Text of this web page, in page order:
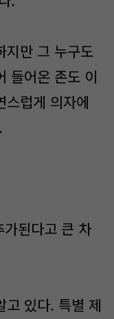
지만 그 누구도
들어온 존도 이
스럽게 의자에
된다고 큰 차
고 있다. 특별 제